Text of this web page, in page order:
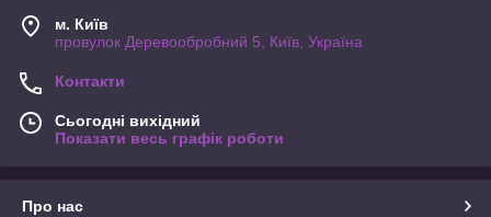
м. Київ
провулок Деревообробний 5, Київ, Україна
Контакти
Сьогодні вихідний
Показати весь графік роботи
Про нас